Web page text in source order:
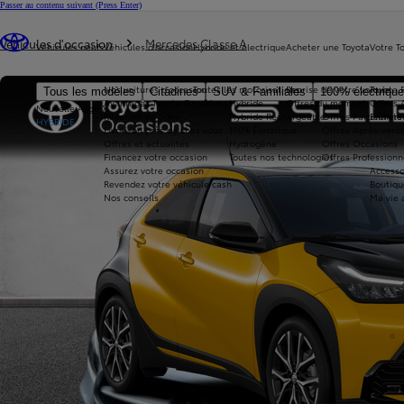
Passer au contenu suivant (Press Enter)
Véhicules neufs
Tous les modèles Citadines SUV & Familiales 100%
Nouvelle Aygo X
HYBRIDE
Véhicules d'occasion
Nos voitures d'occasion
Avantages Toyota Occasions
Réservez en ligne
Livraison près de chez vous
Offres et actualités
Financez votre occasion
Assurez votre occasion
Revendez votre véhicule cash
Nos conseils
Hybride et électrique
Toutes les motorisations
Hybride
Hybride Rechargeable
Hydrogène
Toutes nos technologies
Acheter une Toyota
Reprise de votre voiture
Offres du moment
Offres Particuliers
Offres Occasions
Offres
Votre
Toyota
Offres
Ma vie
Véhicules d'occasion Mercedes Classe A